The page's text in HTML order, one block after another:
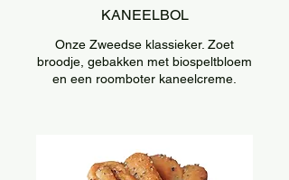
KANEELBOL
Onze Zweedse klassieker. Zoet
broodje, gebakken met biospeltbloem
en een roomboter kaneelcreme.